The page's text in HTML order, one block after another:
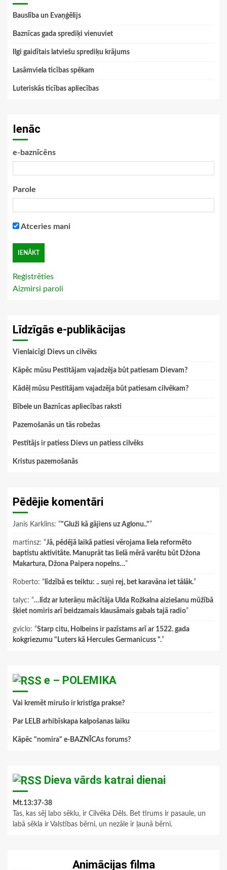
Bauslība un Evaņģēlijs
Baznīcas gada sprediķi vienuviet
Ilgi gaidītais latviešu sprediķu krājums
Lasāmviela ticības spēkam
Luteriskās ticības apliecības
Ienāc
e-baznīcēns
Parole
Atceries mani
Reģistrēties
Aizmirsi paroli
Līdzīgās e-publikācijas
Vienlaicīgi Dievs un cilvēks
Kāpēc mūsu Pestītājam vajadzēja būt patiesam Dievam?
Kādēļ mūsu Pestītājam vajadzēja būt patiesam cilvēkam?
Bībele un Baznīcas apliecības raksti
Pazemošanās un tās robežas
Pestītājs ir patiess Dievs un patiess cilvēks
Kristus pazemošanās
Pēdējie komentāri
Janis Karklins: “"Gluži kā gājiens uz Aglonu.."”
martinsz: “Jā, pēdējā laikā patiesi vērojama liela reformēto
baptistu aktivitāte. Manuprāt tas lielā mērā varētu būt Džona
Makartura, Džona Paipera nopelns…”
Roberto: “ līdzībā es teiktu: .. suņi rej, bet karavāna iet tālāk.”
talyc: “…līdz ar luterāņu mācītāja Ulda Rožkalna aiziešanu mūžībā
šķiet nomiris arī beidzamais klausāmais gabals tajā radio”
gviclo: “Starp citu, Holbeins ir pazīstams arī ar 1522. gada
kokgriezumu "Luters kā Hercules Germanicuss ".”
e – POLEMIKA
Vai kremēt mirušo ir kristīga prakse?
Par LELB arhibīskapa kalpošanas laiku
Kāpēc "nomira" e-BAZNĪCAs forums?
Dieva vārds katrai dienai
Mt.13:37-38
Tas, kas sēj labo sēklu, ir Cilvēka Dēls. Bet tīrums ir pasaule, un
labā sēkla ir Valstības bērni, un nezāle ir ļaunā bērni.
Animācijas filma